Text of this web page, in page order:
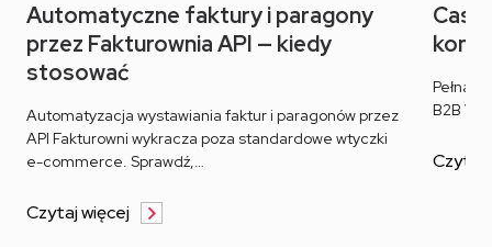
Automatyczne faktury i paragony
przez Fakturownia API — kiedy
stosować
Automatyzacja wystawiania faktur i paragonów przez
API Fakturowni wykracza poza standardowe wtyczki
e-commerce. Sprawdź,…
Czytaj więcej
Pełna
B2B
Czytaj